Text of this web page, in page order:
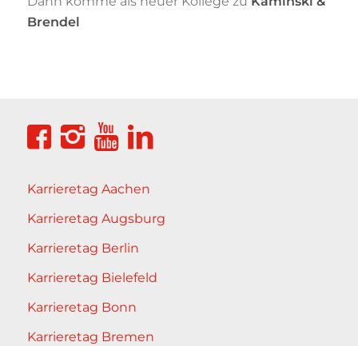
Brendel
Karrieretag Aachen
Karrieretag Augsburg
Karrieretag Berlin
Karrieretag Bielefeld
Karrieretag Bonn
Karrieretag Bremen